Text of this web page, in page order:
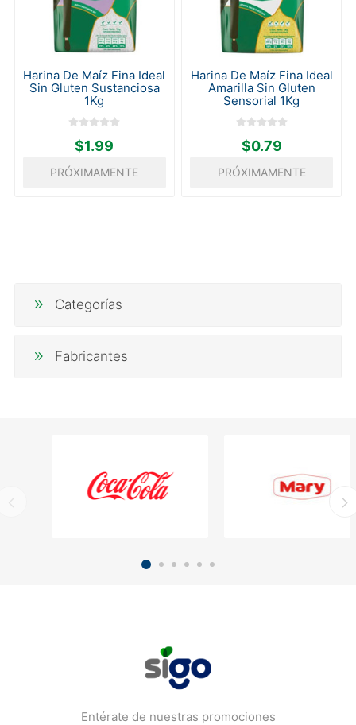
Harina De Maíz Fina Ideal
Sin Gluten Sustanciosa
1Kg
$1.99
PRÓXIMAMENTE
Harina De Maíz Fina Ideal
Amarilla Sin Gluten
Sensorial 1Kg
$0.79
PRÓXIMAMENTE
Categorías
Fabricantes
Entérate de nuestras promociones